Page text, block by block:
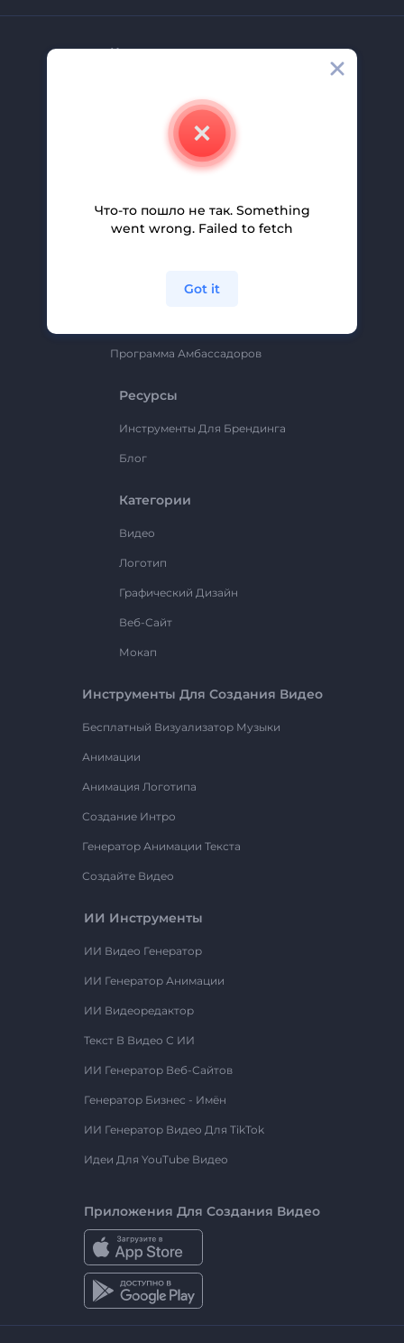
Компания
Свяжитесь С Нами
Помощь И Поддержка
Партнерская Программа
Политика Конфиденциальности
Программа Амбассадоров
Ресурсы
Инструменты Для Брендинга
Блог
Категории
Видео
Логотип
Графический Дизайн
Веб-Сайт
Мокап
Инструменты Для Создания Видео
Бесплатный Визуализатор Музыки
Анимации
Анимация Логотипа
Создание Интро
Генератор Анимации Текста
Создайте Видео
ИИ Инструменты
ИИ Видео Генератор
ИИ Генератор Анимации
ИИ Видеоредактор
Текст В Видео С ИИ
ИИ Генератор Веб-Сайтов
Генератор Бизнес - Имён
ИИ Генератор Видео Для TikTok
Идеи Для YouTube Видео
Приложения Для Создания Видео
Что-то пошло не так. Something
went wrong. Failed to fetch
Got it